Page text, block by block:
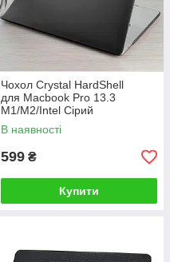
Чохол Crystal HardShell
для Macbook Pro 13.3
M1/M2/Intel Сірий
В наявності
599 ₴
Купити